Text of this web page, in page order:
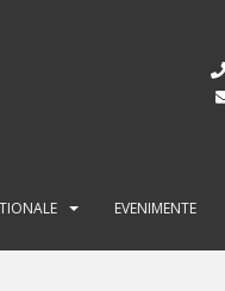
EVENIMENTE